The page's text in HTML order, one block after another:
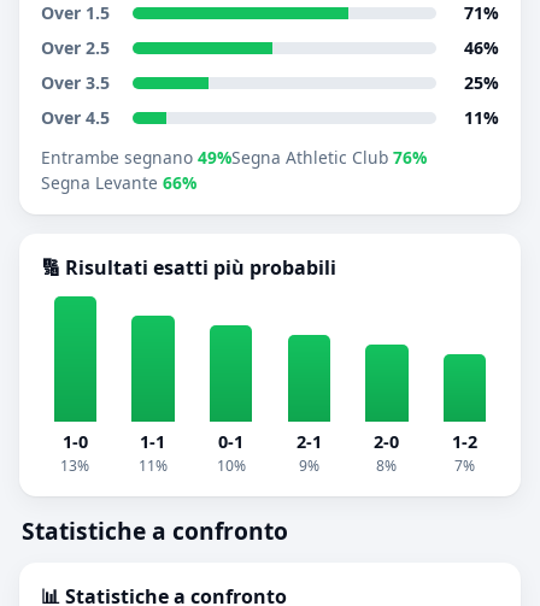
Over 1.5
71%
Over 2.5
46%
Over 3.5
25%
Over 4.5
11%
Entrambe segnano 49%Segna Athletic Club 76%
Segna Levante 66%
🔢 Risultati esatti più probabili
1-0
13%
1-1
11%
0-1
10%
2-1
9%
2-0
8%
1-2
7%
Statistiche a confronto
📊 Statistiche a confronto